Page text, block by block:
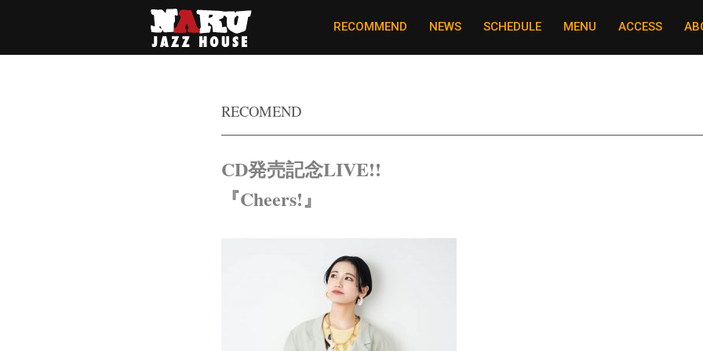
RECOMMEND NEWS SCHEDULE MENU ACCESS
RECOMEND
CD発売記念LIVE!!
『Cheers!』